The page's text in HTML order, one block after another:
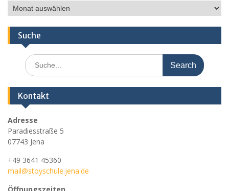
Ältere
Nachrichten
Suche
Search
for:
Kontakt
Adresse
Paradiesstraße 5
07743 Jena
+49 3641 45360
mail@stoyschule.jena.de